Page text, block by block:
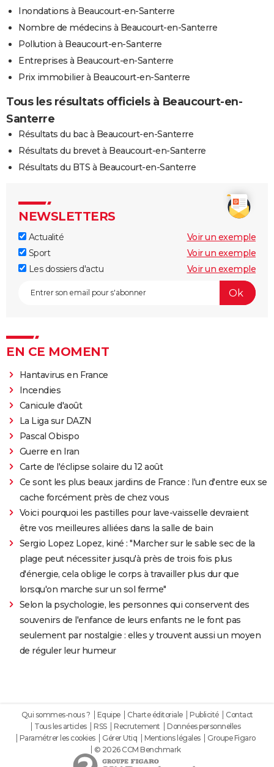
Inondations à Beaucourt-en-Santerre
Nombre de médecins à Beaucourt-en-Santerre
Pollution à Beaucourt-en-Santerre
Entreprises à Beaucourt-en-Santerre
Prix immobilier à Beaucourt-en-Santerre
Tous les résultats officiels à Beaucourt-en-
Santerre
Résultats du bac à Beaucourt-en-Santerre
Résultats du brevet à Beaucourt-en-Santerre
Résultats du BTS à Beaucourt-en-Santerre
NEWSLETTERS
Actualité
Voir un exemple
Sport
Voir un exemple
Les dossiers d'actu
Voir un exemple
EN CE MOMENT
Hantavirus en France
Incendies
Canicule d'août
La Liga sur DAZN
Pascal Obispo
Guerre en Iran
Carte de l'éclipse solaire du 12 août
Ce sont les plus beaux jardins de France : l'un d'entre eux se
cache forcément près de chez vous
Voici pourquoi les pastilles pour lave-vaisselle devraient
être vos meilleures alliées dans la salle de bain
Sergio Lopez Lopez, kiné : "Marcher sur le sable sec de la
plage peut nécessiter jusqu'à près de trois fois plus
d'énergie, cela oblige le corps à travailler plus dur que
lorsqu'on marche sur un sol ferme"
Selon la psychologie, les personnes qui conservent des
souvenirs de l'enfance de leurs enfants ne le font pas
seulement par nostalgie : elles y trouvent aussi un moyen
de réguler leur humeur
Qui sommes-nous ? Equipe Charte éditoriale Publicité
Contact
Tous les articles
RSS Recrutement
Données personnelles
Paramétrer les cookies
Gérer Utiq Mentions légales
Groupe Figaro
© 2026 CCM Benchmark